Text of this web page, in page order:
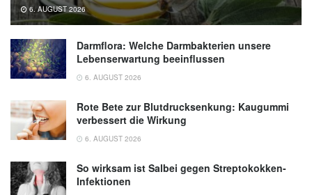
6. AUGUST 2026
Darmflora: Welche Darmbakterien unsere
Lebenserwartung beeinflussen
6. AUGUST 2026
Rote Bete zur Blutdrucksenkung: Kaugummi
verbessert die Wirkung
6. AUGUST 2026
So wirksam ist Salbei gegen Streptokokken-
Infektionen